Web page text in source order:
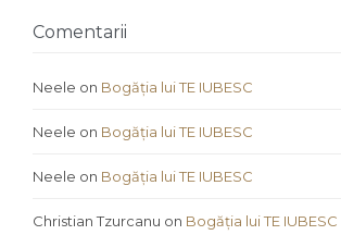
Comentarii
Neele on Bogăția lui TE IUBESC
Neele on Bogăția lui TE IUBESC
Neele on Bogăția lui TE IUBESC
Christian Tzurcanu on Bogăția lui TE IUBESC